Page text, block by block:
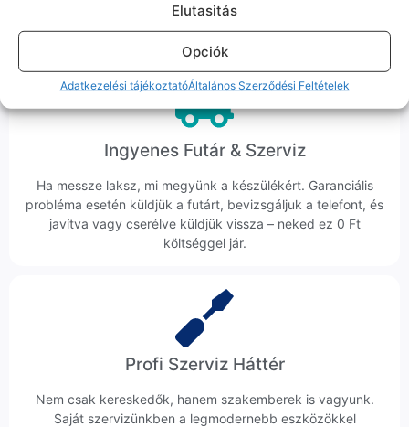
Elutasitás
Opciók
Adatkezelési tájékoztatóÁltalános Szerződési Feltételek
hanem megoldást. Szakértő kollégáink azonnal kézbe
veszik az ügyedet.
Ingyenes Futár & Szerviz
Ha messze laksz, mi megyünk a készülékért. Garanciális
probléma esetén küldjük a futárt, bevizsgáljuk a telefont, és
javítva vagy cserélve küldjük vissza – neked ez 0 Ft
költséggel jár.
Profi Szerviz Háttér
Nem csak kereskedők, hanem szakemberek is vagyunk.
Saját szervizünkben a legmodernebb eszközökkel